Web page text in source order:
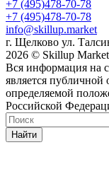
+7 (495)478-70-78
+7 (495)478-70-78
info@skillup.market
г. Щелково ул.
2026 © Skillup
Вся информация на
является публичной
определяемой
Российской
Найти